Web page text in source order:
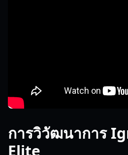
การวิวัฒนาการ
Elite